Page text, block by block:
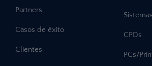
Partners
Casos de éxito
Clientes
Sistemas
CPDs
PCs/